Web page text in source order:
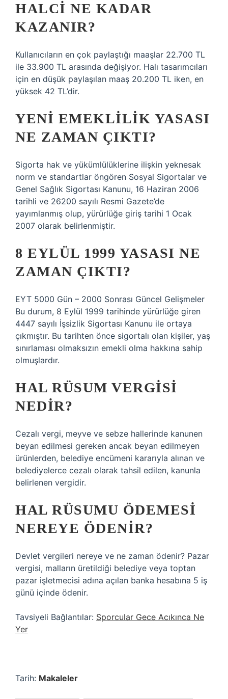
HALCI NE KADAR
KAZANIR?
Kullanıcıların en çok paylaştığı maaşlar 22.700 TL
ile 33.900 TL arasında değişiyor. Halı tasarımcıları
için en düşük paylaşılan maaş 20.200 TL iken, en
yüksek 42 TL’dir.
YENI EMEKLILIK YASASI
NE ZAMAN ÇIKTI?
Sigorta hak ve yükümlülüklerine ilişkin yeknesak
norm ve standartlar öngören Sosyal Sigortalar ve
Genel Sağlık Sigortası Kanunu, 16 Haziran 2006
tarihli ve 26200 sayılı Resmi Gazete’de
yayımlanmış olup, yürürlüğe giriş tarihi 1 Ocak
2007 olarak belirlenmiştir.
8 EYLÜL 1999 YASASI NE
ZAMAN ÇIKTI?
EYT 5000 Gün – 2000 Sonrası Güncel Gelişmeler
Bu durum, 8 Eylül 1999 tarihinde yürürlüğe giren
4447 sayılı İşsizlik Sigortası Kanunu ile ortaya
çıkmıştır. Bu tarihten önce sigortalı olan kişiler, yaş
sınırlaması olmaksızın emekli olma hakkına sahip
olmuşlardır.
HAL RÜSUM VERGISI
NEDIR?
Cezalı vergi, meyve ve sebze hallerinde kanunen
beyan edilmesi gereken ancak beyan edilmeyen
ürünlerden, belediye encümeni kararıyla alınan ve
belediyelerce cezalı olarak tahsil edilen, kanunla
belirlenen vergidir.
HAL RÜSUMU ÖDEMESI
NEREYE ÖDENIR?
Devlet vergileri nereye ve ne zaman ödenir? Pazar
vergisi, malların üretildiği belediye veya toptan
pazar işletmecisi adına açılan banka hesabına 5 iş
günü içinde ödenir.
Tavsiyeli Bağlantılar: Sporcular Gece Acıkınca Ne
Yer
Tarih: Makaleler